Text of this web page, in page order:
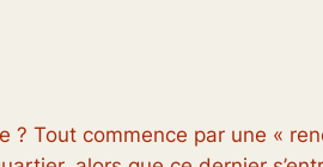
? Tout commence par une «